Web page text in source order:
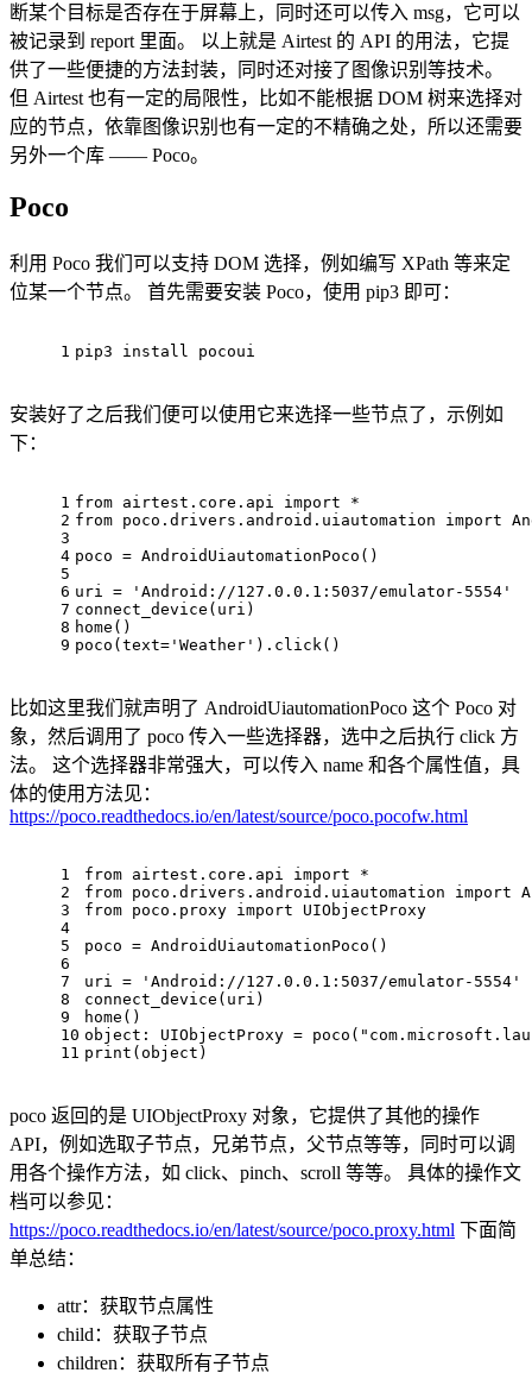
断某个目标是否存在于屏幕上，同时还可以传入 msg，它可以
被记录到 report 里面。 以上就是 Airtest 的 API 的用法，它提
供了一些便捷的方法封装，同时还对接了图像识别等技术。
但 Airtest 也有一定的局限性，比如不能根据 DOM 树来选择对
应的节点，依靠图像识别也有一定的不精确之处，所以还需要
另外一个库 —— Poco。
Poco
利用 Poco 我们可以支持 DOM 选择，例如编写 XPath 等来定
位某一个节点。 首先需要安装 Poco，使用 pip3 即可：
1 pip3 install pocoui
安装好了之后我们便可以使用它来选择一些节点了，示例如
下：
1
2
3
4
5
6
7
8
9
from airtest.core.api import *
from poco.drivers.android.uiautomation import
poco = AndroidUiautomationPoco ()
uri
=
'Android://127.0.0.1:5037/emulator-5554'
connect_device ( uri )
home ()
poco ( text= 'Weather' ).click()
比如这里我们就声明了 AndroidUiautomationPoco 这个 Poco 对
象，然后调用了 poco 传入一些选择器，选中之后执行 click 方
法。 这个选择器非常强大，可以传入 name 和各个属性值，具
体的使用方法见：
https://poco.readthedocs.io/en/latest/source/poco.pocofw.html
1
2
3
4
5
6
7
8
9
10
11
from airtest.core.api import *
from poco.drivers.android.uiautomation import
from poco.proxy import
UIObjectProxy
poco = AndroidUiautomationPoco ()
uri
=
'Android://127.0.0.1:5037/emulator-5554'
connect_device ( uri )
home ()
object : UIObjectProxy = poco (
print ( object )
poco 返回的是 UIObjectProxy 对象，它提供了其他的操作
API，例如选取子节点，兄弟节点，父节点等等，同时可以调
用各个操作方法，如 click、pinch、scroll 等等。 具体的操作文
档可以参见：
https://poco.readthedocs.io/en/latest/source/poco.proxy.html 下面简
单总结：
attr：获取节点属性
child：获取子节点
children：获取所有子节点